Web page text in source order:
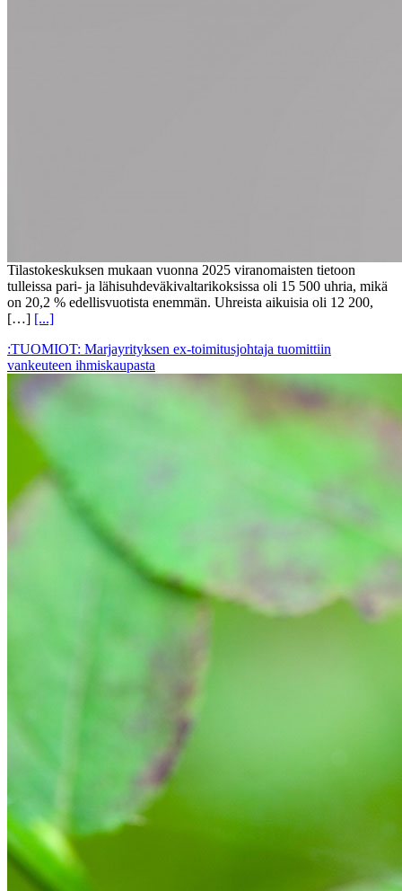
Tilastokeskuksen mukaan vuonna 2025 viranomaisten tietoon
tulleissa pari- ja lähisuhdeväkivaltarikoksissa oli 15 500 uhria, mikä
on 20,2 % edellisvuotista enemmän. Uhreista aikuisia oli 12 200,
[…] [...]
:TUOMIOT: Marjayrityksen ex-toimitusjohtaja tuomittiin
vankeuteen ihmiskaupasta